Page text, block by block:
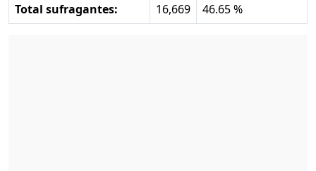
Total sufragantes:
16,669 46.65 %